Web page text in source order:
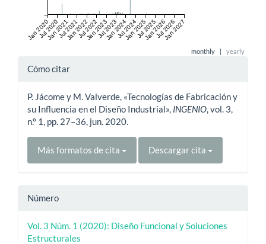
Jan 2020Jul 2020
Jan 2021Jul 2021
Jan 2022Jul 2022
Jan 2023Jul 2023
Jan 2024Jul 2024
Jan 2025Jul 2025
Jan 2026Jul 2026
Jan 2027
monthly | yearly
Detalles
artículo
Cómo citar
P. Jácome y M. Valverde, «Tecnologías de Fabricación y
su Influencia en el Diseño Industrial», INGENIO, vol. 3,
n.º 1, pp. 27–36, jun. 2020.
Más formatos de cita Descargar cita
Número
Vol. 3 Núm. 1 (2020): Diseño Funcional y Soluciones
Estructurales